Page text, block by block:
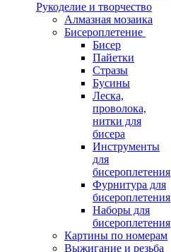
Рукоделие и творчество
Алмазная мозаика
Бисероплетение
Бисер
Пайетки
Стразы
Бусины
Леска,
проволока,
нитки для
бисера
Инструменты
для
бисероплетения
Фурнитура для
бисероплетения
Наборы для
бисероплетения
Картины по номерам
Выжигание и резьба